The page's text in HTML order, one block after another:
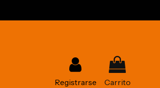
Registrarse Carrito